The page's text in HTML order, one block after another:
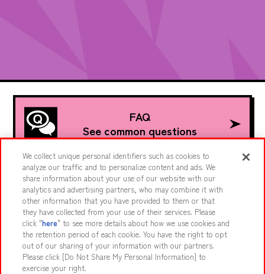
FAQ
See common questions
Join Our Team
Click here for details
Media Inquiries
Interview/filming info
We collect unique personal identifiers such as cookies to
analyze our traffic and to personalize content and ads. We
share information about your use of our website with our
analytics and advertising partners, who may combine it with
other information that you have provided to them or that
they have collected from your use of their services. Please
click "here" to see more details about how we use cookies and
the retention period of each cookie. You have the right to opt
out of our sharing of your information with our partners.
Please click [Do Not Share My Personal Information] to
exercise your right.